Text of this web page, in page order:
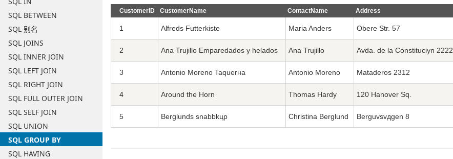
SQL BETWEEN
SQL 别名
SQL JOINS
SQL INNER JOIN
SQL LEFT JOIN
SQL RIGHT JOIN
SQL FULL OUTER JOIN
SQL SELF JOIN
SQL UNION
SQL GROUP BY
SQL HAVING
CustomerID CustomerName ContactName Address
1 Alfreds Futterkiste Maria Anders Obere Str. 57
2 Ana Trujillo Emparedados y helados Ana Trujillo Avda. de la Constituciуn 2222
3 Antonio Moreno Taquerнa Antonio Moreno Mataderos 2312
4 Around the Horn Thomas Hardy 120 Hanover Sq.
5 Berglunds snabbkцp Christina Berglund Berguvsvдgen 8